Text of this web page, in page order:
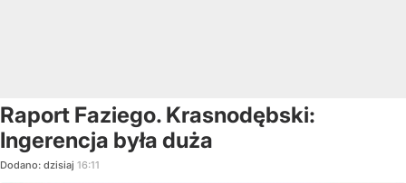
Raport Faziego. Krasnodębski:
Ingerencja była duża
Dodano: dzisiaj 16:11